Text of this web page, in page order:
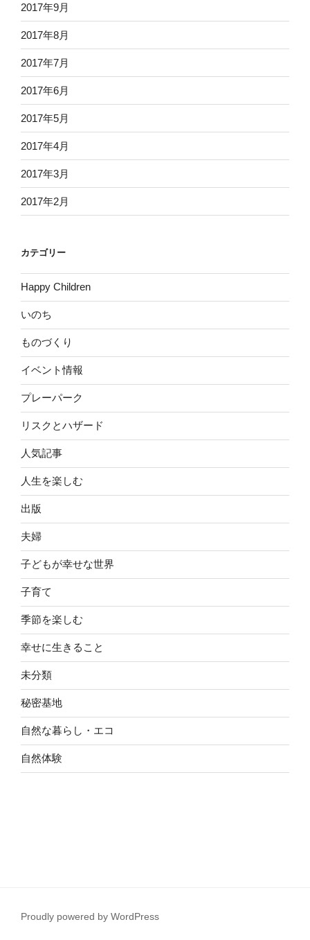
2017年9月
2017年8月
2017年7月
2017年6月
2017年5月
2017年4月
2017年3月
2017年2月
カテゴリー
Happy Children
いのち
ものづくり
イベント情報
プレーパーク
リスクとハザード
人気記事
人生を楽しむ
出版
夫婦
子どもが幸せな世界
子育て
季節を楽しむ
幸せに生きること
未分類
秘密基地
自然な暮らし・エコ
自然体験
Proudly powered by WordPress